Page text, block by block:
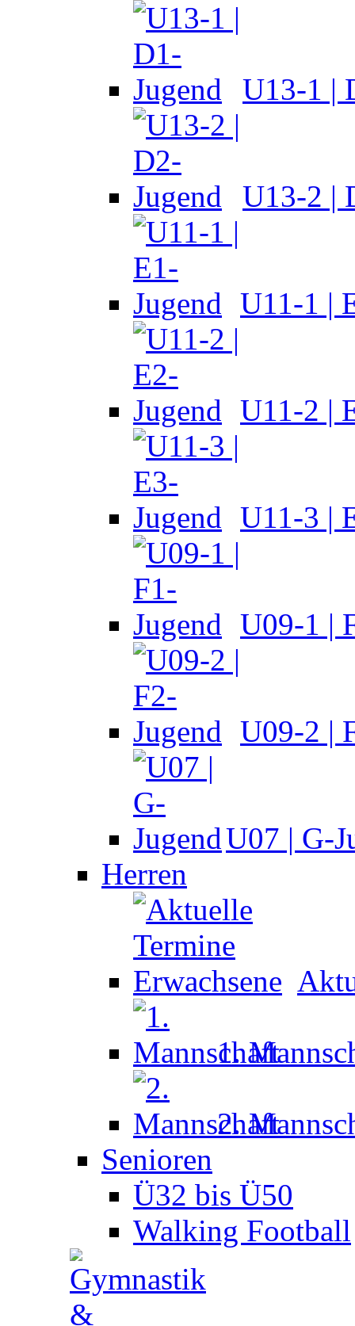
U13-1 |
U13-2 |
U11-1 |
U11-2 |
U11-3 |
U09-1 |
U09-2 |
U07 | G-
Herren
1.
2.
Senioren
Ü32 bis Ü50
Walking Football